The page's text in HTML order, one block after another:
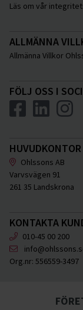
Läs om vår
ALLMÄNNA
Allmänna Villkor
FÖLJ OSS I
HUVUDKONTOR
Ohlssons AB
Varvsvägen 91
261 35 Landskrona
KONTAKTA
010-45 00 200
Org.nr: 556559-3497